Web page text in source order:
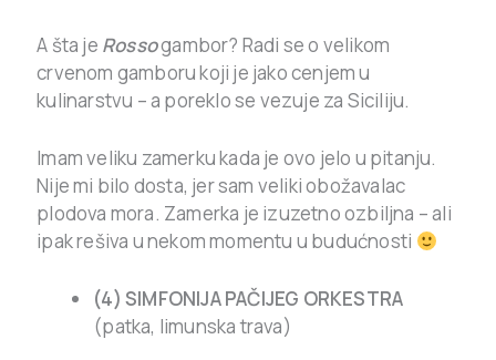
A šta je Rossogambor? Radi se o velikom
crvenom gamboru koji je jako cenjem u
kulinarstvu – a poreklo se vezuje za Siciliju.
Imam veliku zamerku kada je ovo jelo u pitanju.
Nije mi bilo dosta, jer sam veliki obožavalac
plodova mora. Zamerka je izuzetno ozbiljna – ali
ipak rešiva u nekom momentu u budućnosti
(4) SIMFONIJA PAČIJEG ORKESTRA
(patka, limunska trava)